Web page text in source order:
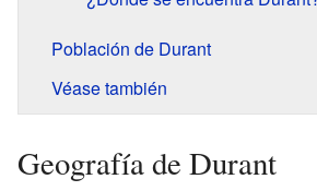
Población de Durant
Véase también
Geografía de Durant